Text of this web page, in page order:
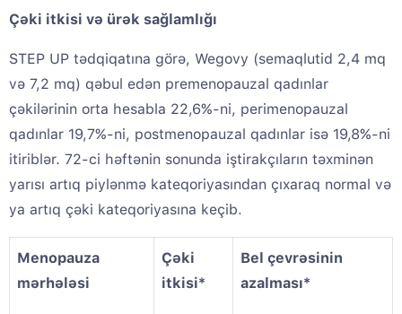
Çəki itkisi və ürək sağlamlığı
STEP UP tədqiqatına görə, Wegovy (semaqlutid 2,4 mq
və 7,2 mq) qəbul edən premenopauzal qadınlar
çəkilərinin orta hesabla 22,6%-ni, perimenopauzal
qadınlar 19,7%-ni, postmenopauzal qadınlar isə 19,8%-ni
itiriblər. 72-ci həftənin sonunda iştirakçıların təxminən
yarısı artıq piylənmə kateqoriyasından çıxaraq normal və
ya artıq çəki kateqoriyasına keçib.
Menopauza
mərhələsi
Çəki
itkisi*
Bel çevrəsinin
azalması*